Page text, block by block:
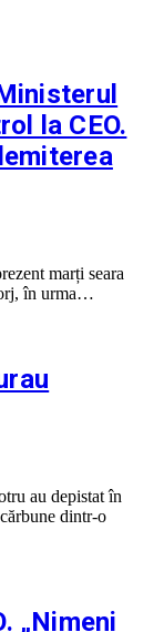
la CEO.
marți seara
în urma…
au depistat în
dintr-o
„Nimeni